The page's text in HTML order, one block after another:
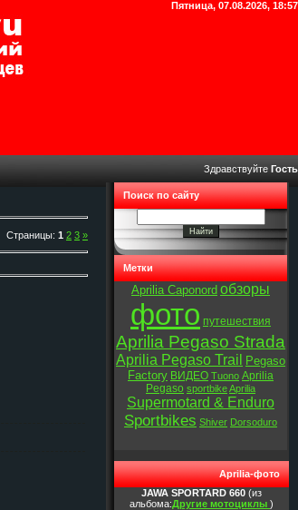
Пятница, 07.08.2026, 18:57
Здравствуйте Гость
Страницы: 1 2 3 »
Поиск по сайту
Метки
Aprilia Caponord обзоры
фото путешествия
Aprilia Pegaso Strada
Aprilia Pegaso Trail
Pegaso
Factory ВИДЕО Tuono Aprilia
Pegaso sportbikeAprilia
Supermotard & Enduro
Sportbikes Shiver Dorsoduro
Aprilia-фото
JAWA SPORTARD 660 (из
альбома:Другие мотоциклы )